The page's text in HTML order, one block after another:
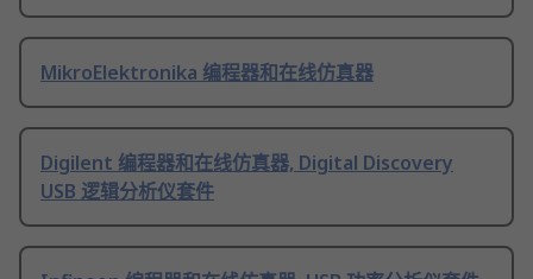
MikroElektronika 编程器和在线仿真器
Digilent 编程器和在线仿真器, Digital Discovery
USB 逻辑分析仪套件